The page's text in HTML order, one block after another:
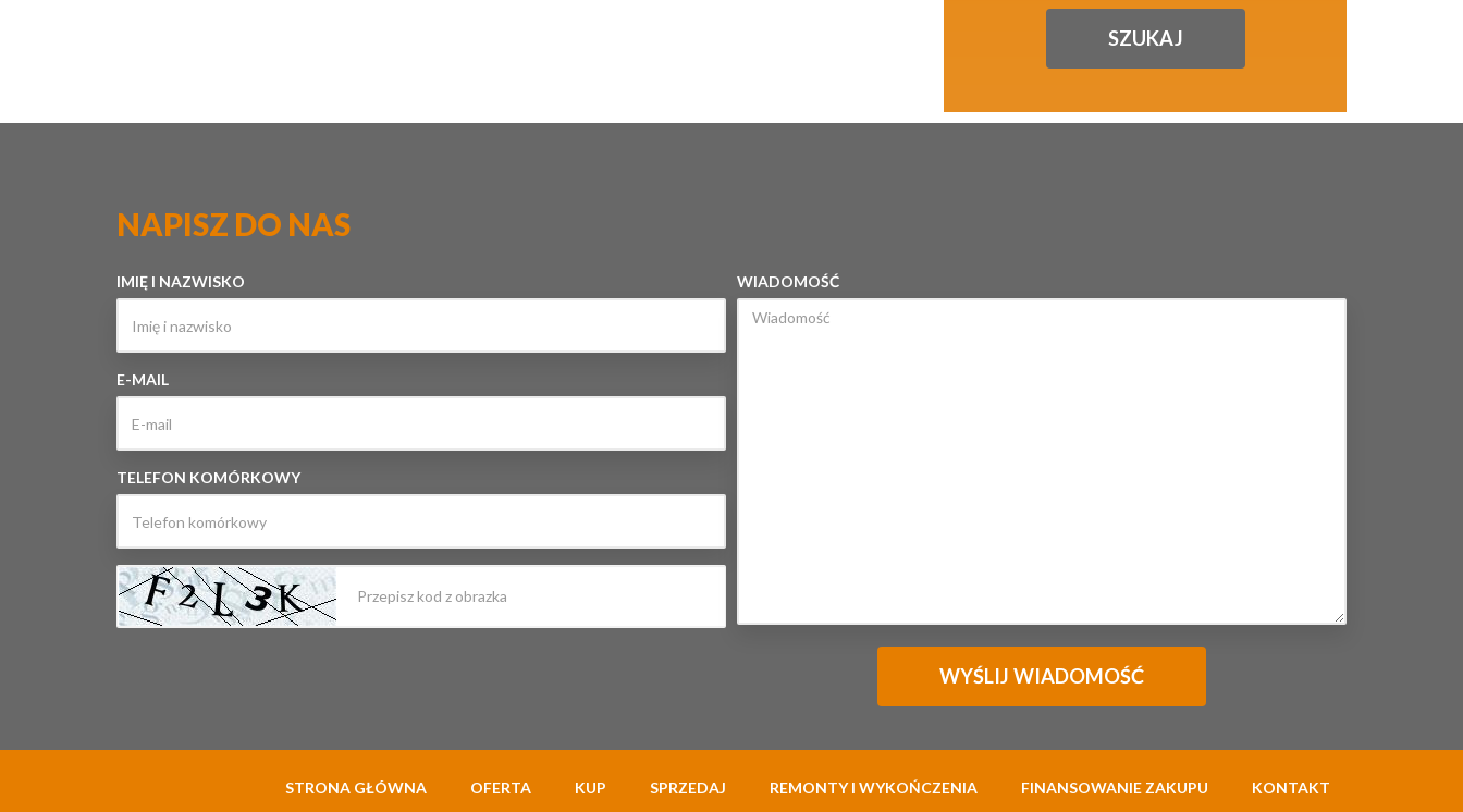
NAPISZ DO NAS
IMIĘ I NAZWISKO
E-MAIL
TELEFON KOMÓRKOWY
WIADOMOŚĆ
STRONA GŁÓWNA OFERTA KUP SPRZEDAJ REMONTY I WYKOŃCZENIA FINANSOWANIE ZAKUPU KONTAKT